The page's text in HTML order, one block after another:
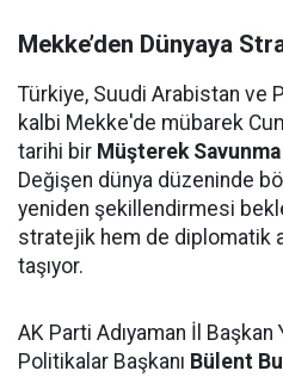
Mekke’den Dünyaya
Türkiye, Suudi Arabistan ve
kalbi Mekke'de mübarek
tarihi bir Müşterek Savunma
Değişen dünya düzeninde
yeniden şekillendirmesi
stratejik hem de diplomatik
taşıyor.
AK Parti Adıyaman İl Başkan
Politikalar Başkanı Bülent